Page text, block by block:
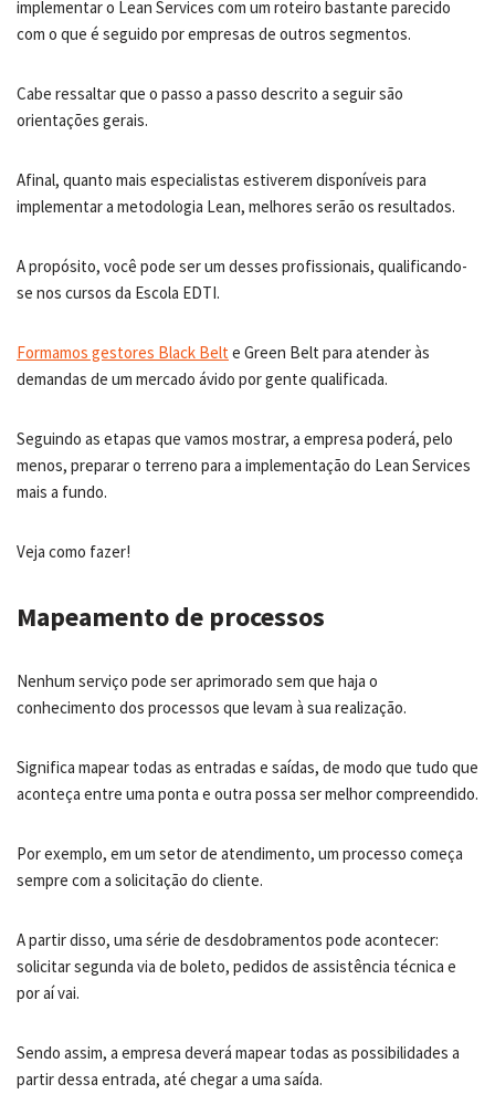
implementar o Lean Services com um roteiro bastante parecido
com o que é seguido por empresas de outros segmentos.
Cabe ressaltar que o passo a passo descrito a seguir são
orientações gerais.
Afinal, quanto mais especialistas estiverem disponíveis para
implementar a metodologia Lean, melhores serão os resultados.
A propósito, você pode ser um desses profissionais, qualificando-
se nos cursos da Escola EDTI.
Formamos gestores Black Belte Green Belt para atender às
demandas de um mercado ávido por gente qualificada.
Seguindo as etapas que vamos mostrar, a empresa poderá, pelo
menos, preparar o terreno para a implementação do Lean Services
mais a fundo.
Veja como fazer!
Mapeamento de processos
Nenhum serviço pode ser aprimorado sem que haja o
conhecimento dos processos que levam à sua realização.
Significa mapear todas as entradas e saídas, de modo que tudo que
aconteça entre uma ponta e outra possa ser melhor compreendido.
Por exemplo, em um setor de atendimento, um processo começa
sempre com a solicitação do cliente.
A partir disso, uma série de desdobramentos pode acontecer:
solicitar segunda via de boleto, pedidos de assistência técnica e
por aí vai.
Sendo assim, a empresa deverá mapear todas as possibilidades a
partir dessa entrada, até chegar a uma saída.